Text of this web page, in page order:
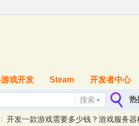
游戏开发 Steam 开发者中心
搜索
搜
热
开发一款游戏需要多少钱？游戏服务器